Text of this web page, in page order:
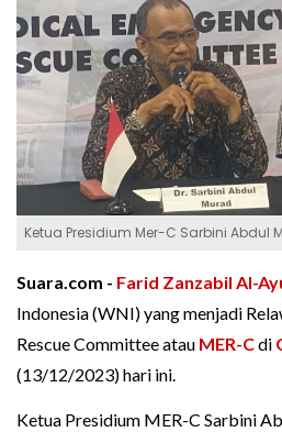
Ketua Presidium Mer-C Sarbini Abdul
Suara.com - Farid Zanzabil Al-
Indonesia (WNI) yang menjadi
Rescue Committee atau MER-Cdi
(13/12/2023) hari ini.
Ketua Presidium MER-C Sarbini